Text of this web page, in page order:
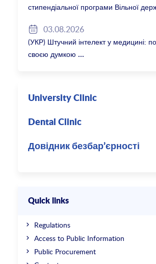
стипендіальної програми Вільної
03.08.2026
(УКР) Штучний інтелект у медицині:
своєю думкою
University Clinic
Dental Clinic
Довідник безбар’єрності
Quick links
Regulations
Access to Public Information
Public Procurement